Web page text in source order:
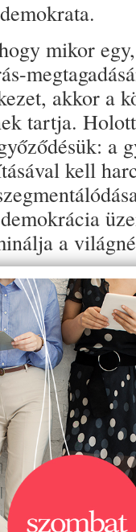
mikor
akkor a
tartja.
a
kell
a